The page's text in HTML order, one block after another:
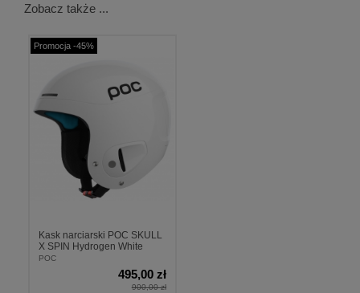
Zobacz także ...
Promocja -45%
Kask narciarski POC SKULL
X SPIN Hydrogen White
POC
495,00 zł
900,00 zł